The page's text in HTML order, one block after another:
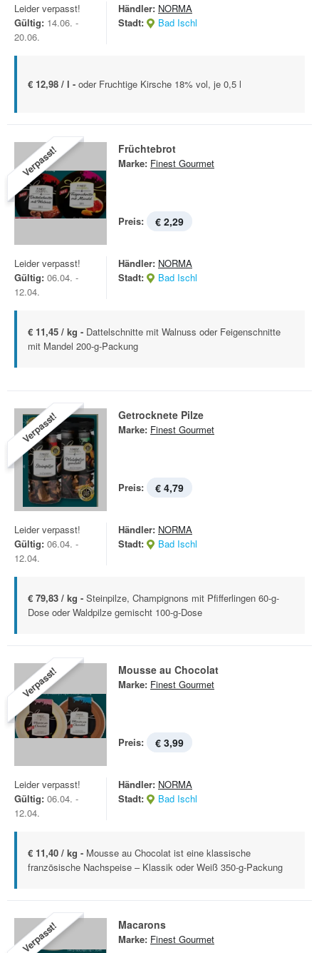
Leider verpasst!
Gültig: 14.06. -
20.06.
Händler: NORMA
Stadt:
Bad Ischl
€ 12,98 / l - oder Fruchtige Kirsche 18% vol, je 0,5 l
Verpasst! Früchtebrot
Marke: Finest Gourmet
Preis: € 2,29
Leider verpasst!
Gültig: 06.04. -
12.04.
Händler: NORMA
Stadt:
Bad Ischl
€ 11,45 / kg - Dattelschnitte mit Walnuss oder Feigenschnitte
mit Mandel 200-g-Packung
Verpasst! Getrocknete Pilze
Marke: Finest Gourmet
Preis: € 4,79
Leider verpasst!
Gültig: 06.04. -
12.04.
Händler: NORMA
Stadt:
Bad Ischl
€ 79,83 / kg - Steinpilze, Champignons mit Pfifferlingen 60-g-
Dose oder Waldpilze gemischt 100-g-Dose
Verpasst! Mousse au Chocolat
Marke: Finest Gourmet
Preis: € 3,99
Leider verpasst!
Gültig: 06.04. -
12.04.
Händler: NORMA
Stadt:
Bad Ischl
€ 11,40 / kg - Mousse au Chocolat ist eine klassische
französische Nachspeise – Klassik oder Weiß 350-g-Packung
Verpasst! Macarons
Marke: Finest Gourmet